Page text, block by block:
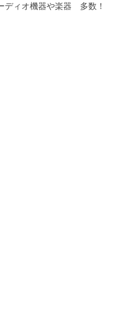
ディオ機器や楽器 多数！